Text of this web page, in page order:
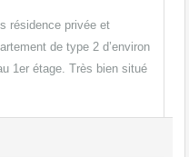
résidence privée et
de type 2 d’environ
1er étage. Très bien situé